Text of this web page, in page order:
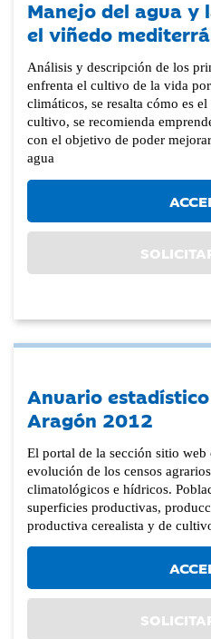
Manejo del agua y
el viñedo
Análisis y descripción de los
enfrenta el cultivo de la vida
climáticos, se resalta cómo es
cultivo, se recomienda
con el objetivo de poder
agua
Anuario
Aragón 2012
El portal de la sección sitio
evolución de los censos
climatológicos e hídricos.
superficies productivas,
productiva cerealista y de